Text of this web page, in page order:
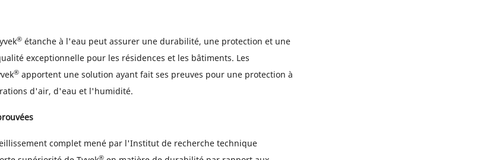
®étanche à l'eau peut assurer une durabilité, une protection et une
exceptionnelle pour les résidences et les bâtiments. Les
®apportent une solution ayant fait ses preuves pour une protection à
d'air, d'eau et l'humidité.
complet mené par l'Institut de recherche technique
®